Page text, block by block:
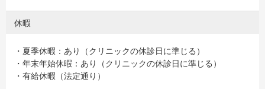
休暇
・夏季休暇：あり（クリニックの休診日に準じる）
・年末年始休暇：あり（クリニックの休診日に準じる）
・有給休暇（法定通り）